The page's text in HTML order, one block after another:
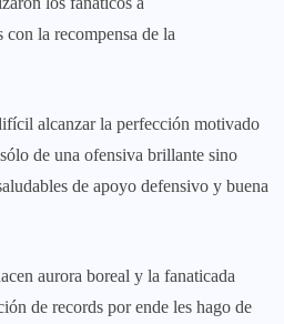
con la recompensa de la
alcanzar la perfección motivado
de una ofensiva brillante sino
de apoyo defensivo y buena
aurora boreal y la fanaticada
de records por ende les hago de